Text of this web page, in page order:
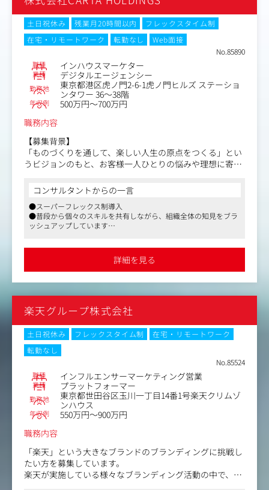
＜具体的な業務内容＞
・オフライン（新聞折込、新聞広告、インフォマ、同封同
梱等）広告を使った新規顧客獲得施策の立案、実行、結果
振り返り、ブラッシュアップ、目標管理、制作物の進行
・広告代理店との交渉・商談
・販促商品の選定、WEB広告企画の立案・実行
・Yahoo、Googleをはじめとしたアドネットワークやリス
ティング広告、アフィリエイト広告の戦略立案
土日祝休み 残業月20時間以内
フレックスタイム制
在宅・リモートワーク
転勤なし
Web面接
No.85890
職種 インハウスマーケター
業種 デジタルエージェンシー
勤務地
東京都港区虎ノ門2-6-1虎ノ門ヒルズ ステーショ
ンタワー 36～38階
年収例
500万円～700万円
職務内容
【募集背景】
「ものづくりを通して、楽しい人生の原点をつくる」とい
うビジョンのもと、お客様一人ひとりの悩みや理想に寄り
2年後の売上100億円を目標に掲げ、既存ブランドのさらな
る成長に加え、新たなブランド・商品の企画開発にも積極
的に取り組んでいます。
声をもとに商品開発やリニューアルを重ね、より多くの方
に感動体験を届けていくことが私たちの役割です。
その実現に向けて、商品の企画段階から販売戦略、プロモ
ーション、改善提案まで一気通貫で関わり、自らブランド
を成長させていけるマーケティング人材を募集します。
「自分たちで作ったブランド・商品」を「自分たちの広
告」でより多くの方に手にとっていただくことをミッショ
ンとし、ヨミテが展開する自社ブランドのマーケティング
業務をお任せします。
＜具体的な業務＞
・自社ブランド商品の複数媒体での広告運用（GDN、YD
A、LINE、Facebook、Twitter、TikTok、SmartNews、DS
P、その他アドネットワークなど）
・数字管理・分析 ・WEB広告のキャッチコピー作成 ・WE
コンサルタントからの一言
●スーパーフレックス制導入
●普段から個々のスキルを共有しながら、組織全体の知見をブラ
ッシュアップしています
詳細を見る
楽天グループ株式会社
土日祝休み フレックスタイム制
在宅・リモートワーク
転勤なし
No.85524
職種 インフルエンサーマーケティング営業
業種 プラットフォーマー
勤務地
東京都世田谷区玉川一丁目14番1号楽天クリムゾ
ンハウス
年収例
550万円～900万円
職務内容
「楽天」という大きなブランドのブランディングに挑戦し
たい方を募集しています。
楽天が実施している様々なブランディング活動の中で、本